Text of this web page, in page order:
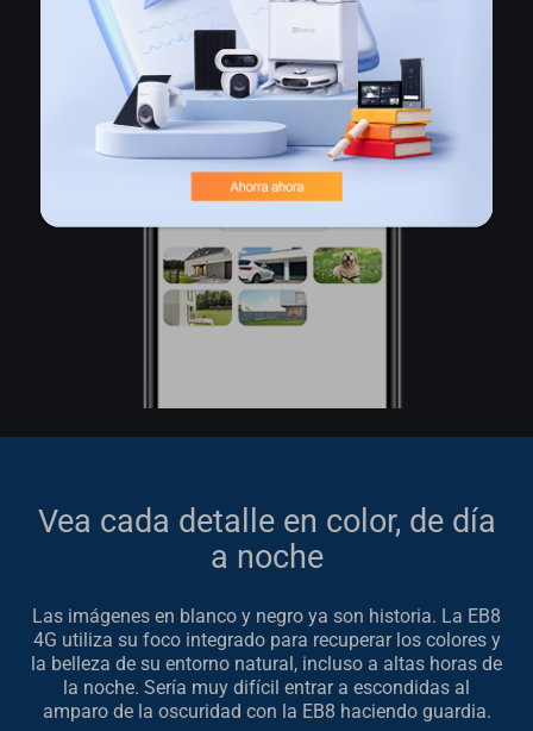
Vea cada detalle en color, de día
a noche
Las imágenes en blanco y negro ya son historia. La EB8
4G utiliza su foco integrado para recuperar los colores y
la belleza de su entorno natural, incluso a altas horas de
la noche. Sería muy difícil entrar a escondidas al
amparo de la oscuridad con la EB8 haciendo guardia.